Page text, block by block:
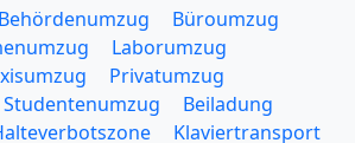
Behördenumzug
Büroumzug
Laborumzug
Privatumzug
Studentenumzug
Beiladung
Klaviertransport